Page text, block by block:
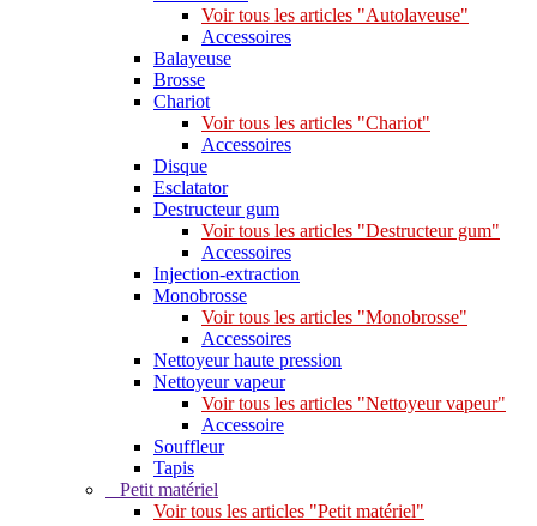
Voir tous les articles "Autolaveuse"
Accessoires
Balayeuse
Brosse
Chariot
Voir tous les articles "Chariot"
Accessoires
Disque
Esclatator
Destructeur gum
Voir tous les articles "Destructeur gum"
Accessoires
Injection-extraction
Monobrosse
Voir tous les articles "Monobrosse"
Accessoires
Nettoyeur haute pression
Nettoyeur vapeur
Voir tous les articles "Nettoyeur vapeur"
Accessoire
Souffleur
Tapis
Petit matériel
Voir tous les articles "Petit matériel"